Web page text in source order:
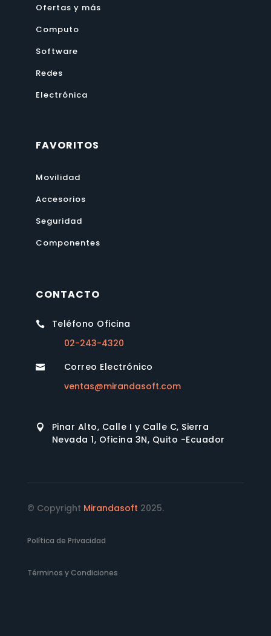
Ofertas y más
Computo
Software
Redes
Electrónica
FAVORITOS
Movilidad
Accesorios
Seguridad
Componentes
CONTACTO

Teléfono Oficina
02-243-4320

Correo Electrónico
ventas@mirandasoft.com

Pinar Alto, Calle I y Calle C, Sierra
Nevada 1, Oficina 3N, Quito -Ecuador
© Copyright Mirandasoft 2025.
Política de Privacidad
Términos y Condiciones